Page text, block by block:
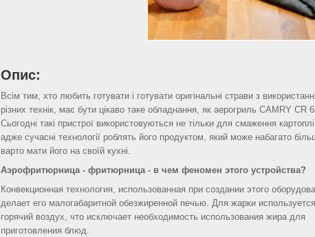
Опис:
Всім тим, хто любить готувати і готувати оригінальні страви з
різних технік, має бути цікаво таке обладнання, як аерогриль CAMRY CR
Сьогодні такі пристрої використовуються не тільки для смаження
адже сучасні технології роблять його продуктом, який може набагато
варто мати його на своїй кухні.
Аэрофритюрница - фритюрница - в чем феномен этого устройства?
Конвекционная технология, использованная при создании этого
делает его малогабаритной обезжиренной печью. Для жарки используется
горячий воздух, что исключает необходимость использования жира для
приготовления блюд.